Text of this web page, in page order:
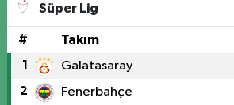
Süper Lig
# Takım
1 Galatasaray
2 Fenerbahçe